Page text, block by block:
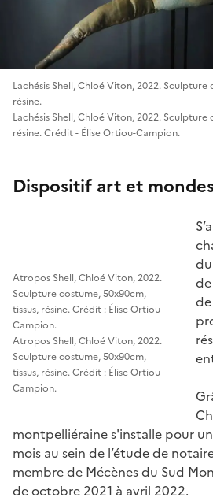
Lachésis Shell, Chloé Viton, 2022. Sculpture
résine.
Lachésis Shell, Chloé Viton, 2022. Sculpture
résine. Crédit - Élise Ortiou-Campion.
Dispositif art et
Atropos Shell, Chloé Viton, 2022.
Sculpture costume, 50x90cm,
tissus, résine. Crédit : Élise Ortiou-
Campion.
Atropos Shell, Chloé Viton, 2022.
Sculpture costume, 50x90cm,
tissus, résine. Crédit : Élise Ortiou-
Campion.
montpelliéraine s'installe pour
mois au sein de l’étude de
membre de Mécènes du Sud
de octobre 2021 à avril 2022.